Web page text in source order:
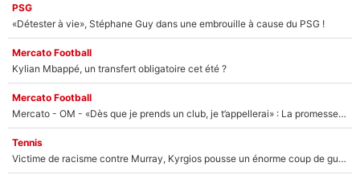
PSG
«Détester à vie», Stéphane Guy dans une embrouille à cause du PSG !
Mercato Football
Kylian Mbappé, un transfert obligatoire cet été ?
Mercato Football
Mercato - OM - «Dès que je prends un club, je t’appellerai» : La promesse de Marcelino au moment de claquer la porte
Tennis
Victime de racisme contre Murray, Kyrgios pousse un énorme coup de gueule !